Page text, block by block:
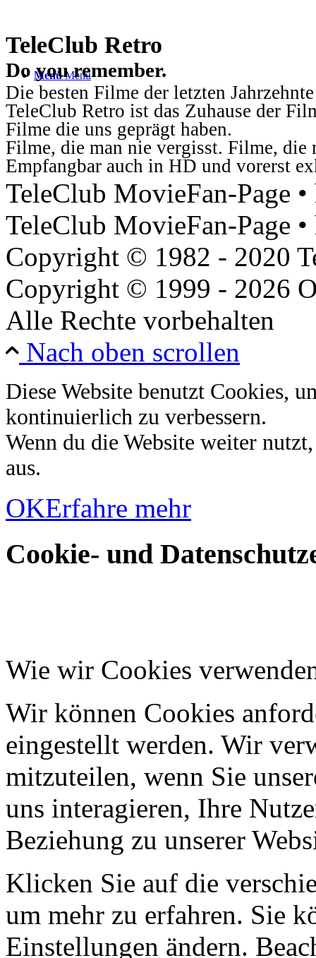
Menü Menü
TeleClub Retro
Do you remember.
Die besten Filme der letzten
TeleClub Retro ist das Zuhause der
Filme die uns geprägt haben.
Filme, die man nie vergisst. Filme, die
Empfangbar auch in HD und vorerst
TeleClub MovieFan-Page
TeleClub MovieFan-Page
Copyright © 1982 - 2020
Copyright © 1999 - 2026
Alle Rechte vorbehalten
Nach oben scrollen
Diese Website benutzt Cookies,
kontinuierlich zu verbessern.
Wenn du die Website weiter
aus.
OKErfahre mehr
Cookie- und
Wie wir Cookies
Wir können Cookies
eingestellt werden. Wir
mitzuteilen, wenn Sie
uns interagieren, Ihre
Beziehung zu unserer
Klicken Sie auf die
um mehr zu erfahren. Sie
Einstellungen ändern.